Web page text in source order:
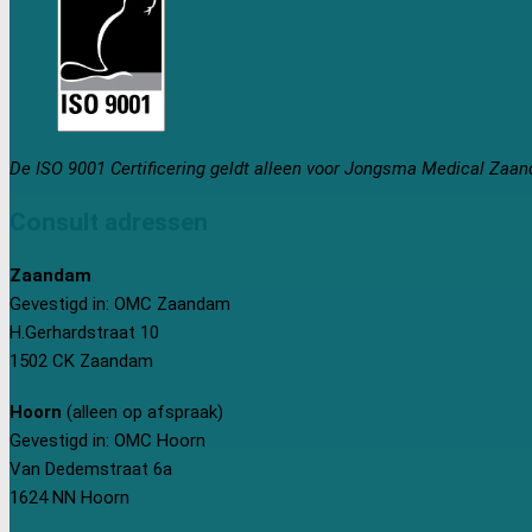
De ISO 9001 Certificering geldt alleen voor Jongsma Medical
Zaandam
Gevestigd in: OMC Zaandam
H.Gerhardstraat 10
1502 CK Zaandam
Hoorn (alleen op afspraak)
Gevestigd in: OMC Hoorn
Van Dedemstraat 6a
1624 NN Hoorn